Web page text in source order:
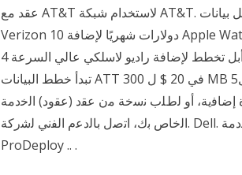
عقد مع AT&T لاستخدام شبكة AT&T. داخل بيانات iPad 4G الجديدة للهواتف المحمولة: AT&T vs Verizon
Verizon 10 دولارات شهريًا لإضافة Apple Watch Series 3 إلى خطة بيانات ، بما يتماشى مع خطط الأجهزة
الذين أشاروا إلى أن أبل تخطط لإضافة راديو لاسلكي عالي السرعة 4G LTE يكلف 199.99 $ مع عقد 2 سنة.
تبدأ خطط البيانات ATT في 20 $ ل 300 MB إلى 50 $ لل5GB. ليس هناك خطة بيانات غير محدودة. بدأت
ﻣﺳﺎﻋدة إﺿﺎﻓﯾﺔ، أو ﻟطﻠب ﻧﺳﺧﺔ ﻣن ﻋﻘد (ﻋﻘود) اﻟﺧدﻣﺔ
اﻟﺧﺎص ﺑك، اﺗﺻل ﺑﺎﻟدﻋم اﻟﻔﻧﻲ ﻟﺷرﻛﺔ. Dell. أو ﻣﻣﺛل اﻟﻣﺑﯾﻌﺎت. اﻟﺧﺎص ﺑك. ﺟدول اﻟﻣﺣ. ﺗوﯾﺎت. ﻧطﺎق ﺧدﻣﺔ.
ProDeploy .. .